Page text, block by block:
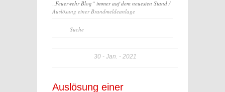
„Feuerwehr Blog“ immer auf dem neuesten Stand/
Auslösung einer Brandmeldeanlage
30 Jan. 2021
Auslösung einer